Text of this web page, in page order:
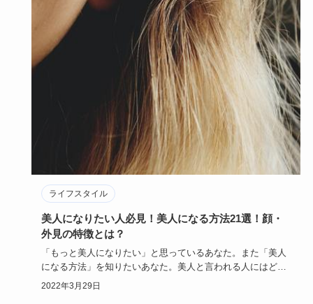
ライフスタイル
美人になりたい人必見！美人になる方法21選！顔・
外見の特徴とは？
「もっと美人になりたい」と思っているあなた。また「美人
になる方法」を知りたいあなた。美人と言われる人にはどん
な特徴があるで…
2022年3月29日